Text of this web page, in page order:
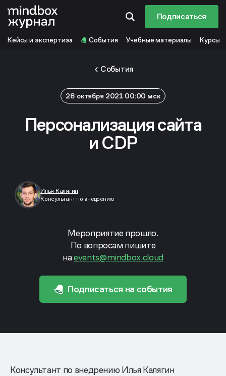
Подписаться
Кейсы и экспертиза События Учебные материалы Курсы
События
28 октября 2021 00:00 мск
Персонализация сайта
и CDP
Илья Калягин
Консультант по внедрению
Мероприятие прошло.
По вопросам пишите
наevents@mindbox.cloud
Подписаться на события
Консультант по внедрению Илья Калягин